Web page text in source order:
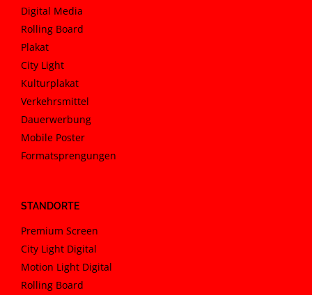
Digital Media
Rolling Board
Plakat
City Light
Kulturplakat
Verkehrsmittel
Dauerwerbung
Mobile Poster
Formatsprengungen
STANDORTE
Premium Screen
City Light Digital
Motion Light Digital
Rolling Board